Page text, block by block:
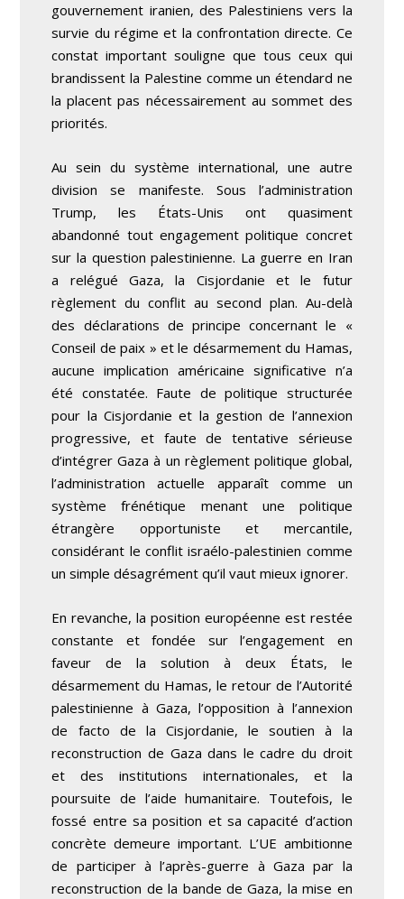
gouvernement iranien, des Palestiniens vers la
survie du régime et la confrontation directe. Ce
constat important souligne que tous ceux qui
brandissent la Palestine comme un étendard ne
la placent pas nécessairement au sommet des
priorités.
Au sein du système international, une autre
division se manifeste. Sous l’administration
Trump, les États-Unis ont quasiment
abandonné tout engagement politique concret
sur la question palestinienne. La guerre en Iran
a relégué Gaza, la Cisjordanie et le futur
règlement du conflit au second plan. Au-delà
des déclarations de principe concernant le «
Conseil de paix » et le désarmement du Hamas,
aucune implication américaine significative n’a
été constatée. Faute de politique structurée
pour la Cisjordanie et la gestion de l’annexion
progressive, et faute de tentative sérieuse
d’intégrer Gaza à un règlement politique global,
l’administration actuelle apparaît comme un
système frénétique menant une politique
étrangère opportuniste et mercantile,
considérant le conflit israélo-palestinien comme
un simple désagrément qu’il vaut mieux ignorer.
En revanche, la position européenne est restée
constante et fondée sur l’engagement en
faveur de la solution à deux États, le
désarmement du Hamas, le retour de l’Autorité
palestinienne à Gaza, l’opposition à l’annexion
de facto de la Cisjordanie, le soutien à la
reconstruction de Gaza dans le cadre du droit
et des institutions internationales, et la
poursuite de l’aide humanitaire. Toutefois, le
fossé entre sa position et sa capacité d’action
concrète demeure important. L’UE ambitionne
de participer à l’après-guerre à Gaza par la
reconstruction de la bande de Gaza, la mise en